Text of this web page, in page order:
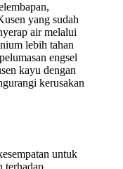
yang sudah
air melalui
lebih tahan
engsel
kayu dengan
kerusakan
untuk